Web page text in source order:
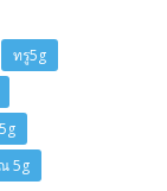
ทรู5g
5g